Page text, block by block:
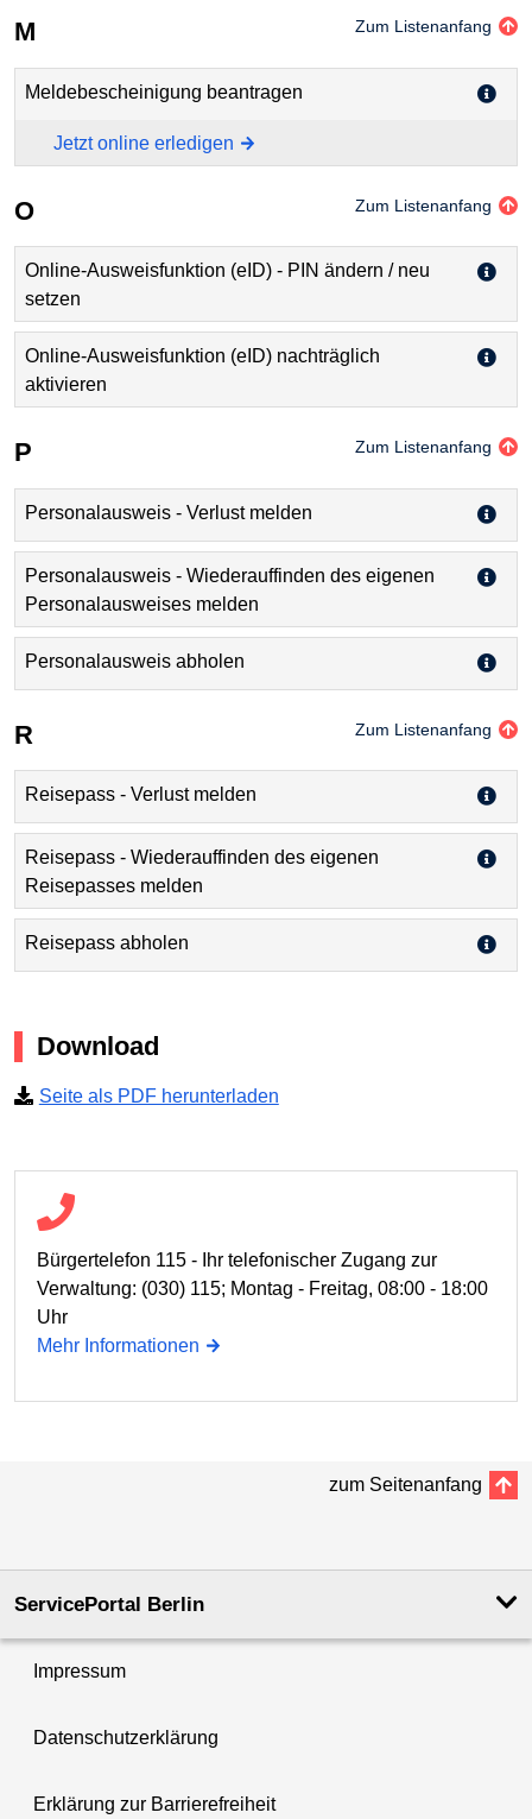
M Zum Listenanfang
Meldebescheinigung beantragen
Jetzt online erledigen
O Zum Listenanfang
Online-Ausweisfunktion (eID) - PIN ändern / neu
setzen
Online-Ausweisfunktion (eID) nachträglich
aktivieren
P Zum Listenanfang
Personalausweis - Verlust melden
Personalausweis - Wiederauffinden des eigenen
Personalausweises melden
Personalausweis abholen
R Zum Listenanfang
Reisepass - Verlust melden
Reisepass - Wiederauffinden des eigenen
Reisepasses melden
Reisepass abholen
Download
Seite als PDF herunterladen
Bürgertelefon 115 - Ihr telefonischer Zugang zur
Verwaltung: (030) 115; Montag - Freitag, 08:00 - 18:00
Uhr
Mehr Informationen
zum Seitenanfang
ServicePortal Berlin
Impressum
Datenschutzerklärung
Erklärung zur Barrierefreiheit